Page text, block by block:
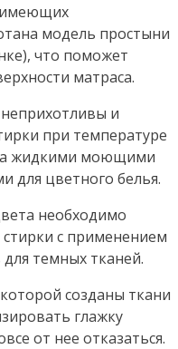
имеющих
модель простыни
что поможет
матраса.
и
при температуре
жидкими моющими
для цветного белья.
необходимо
с применением
темных тканей.
созданы ткани
глажку
от нее отказаться.